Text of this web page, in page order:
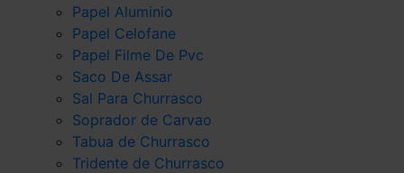
Papel Aluminio
Papel Celofane
Papel Filme De Pvc
Saco De Assar
Sal Para Churrasco
Soprador de Carvao
Tabua de Churrasco
Tridente de Churrasco